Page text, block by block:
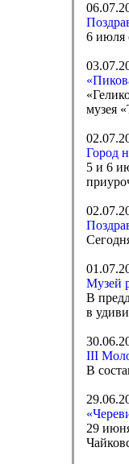
6 июля
музея
Город
5 и 6
Музей
В
в
III
В
29